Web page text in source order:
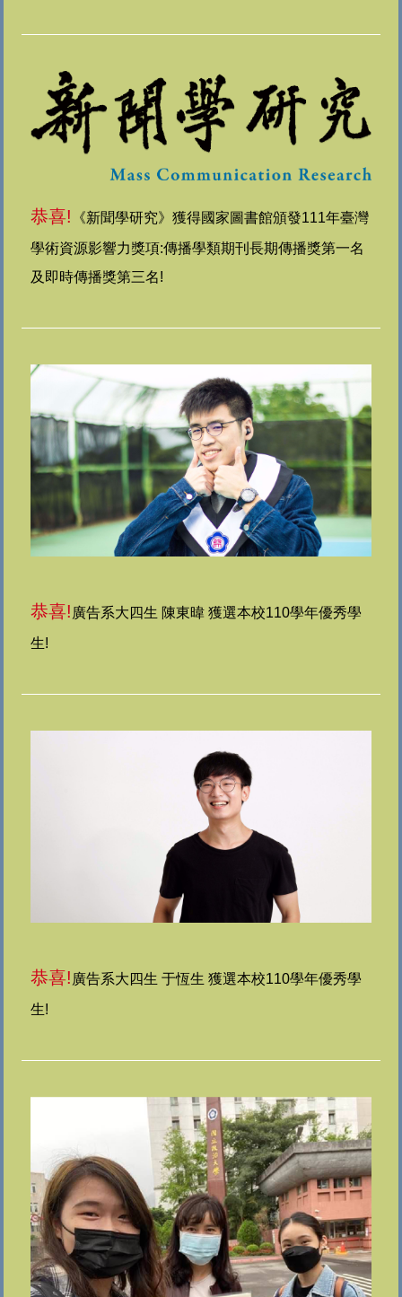
恭喜! 《新聞學研究》 獲得國家圖書館頒發111年臺灣
學術資源影響力獎項:傳播學類期刊長期傳播獎第一名
及即時傳播獎第三名!
恭喜! 廣告系大四生 陳東暐 獲選本校110學年優秀學
生!
恭喜! 廣告系大四生 于恆生 獲選本校110學年優秀學
生!